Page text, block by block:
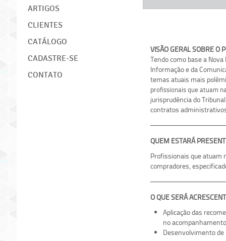
ARTIGOS
CLIENTES
CATÁLOGO
CADASTRE-SE
CONTATO
VISÃO GERAL
Tendo como base a
Informação e da
temas atuais mais
profissionais que atuam
jurisprudência do
contratos
QUEM ESTARÁ
Profissionais que atuam
compradores,
O QUE SERÁ
Aplicação das
no
Desenvolvimento de